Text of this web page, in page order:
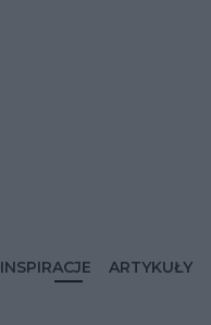
INSPIRACJE ARTYKUŁY